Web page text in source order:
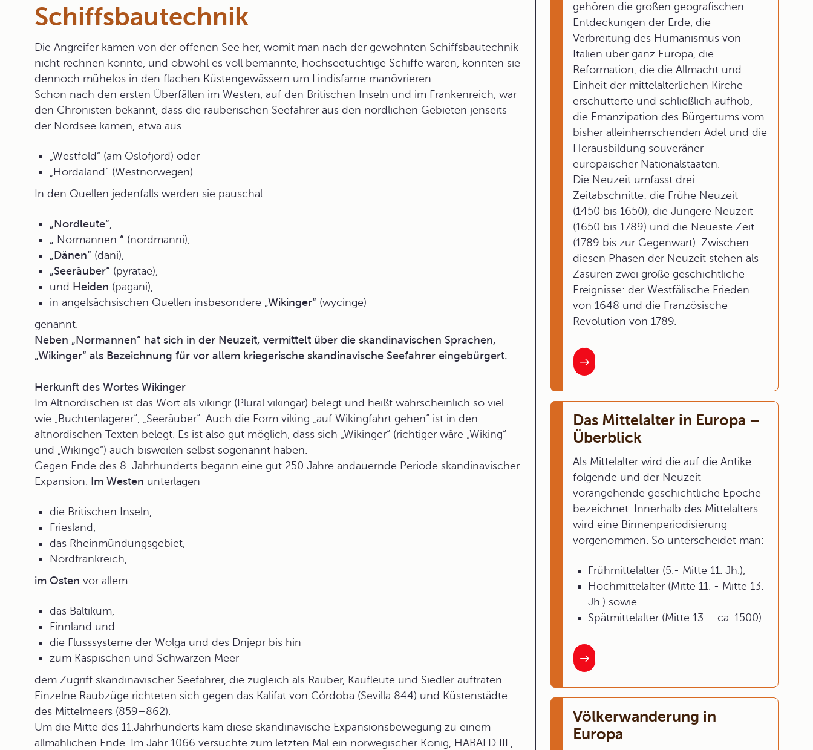
Schiffsbautechnik
Die Angreifer kamen von der offenen See her, womit man nach der gewohnten Schiffsbautechnik
nicht rechnen konnte, und obwohl es voll bemannte, hochseetüchtige Schiffe waren, konnten sie
dennoch mühelos in den flachen Küstengewässern um Lindisfarne manövrieren.
Schon nach den ersten Überfällen im Westen, auf den Britischen Inseln und im Frankenreich, war
den Chronisten bekannt, dass die räuberischen Seefahrer aus den nördlichen Gebieten jenseits
der Nordsee kamen, etwa aus
„Westfold“ (am Oslofjord) oder
„Hordaland“ (Westnorwegen).
In den Quellen jedenfalls werden sie pauschal
„Nordleute“,
„ Normannen “ (nordmanni),
„Dänen“ (dani),
„Seeräuber“ (pyratae),
und Heiden (pagani),
in angelsächsischen Quellen insbesondere „Wikinger“ (wycinge)
genannt.
Neben „Normannen“ hat sich in der Neuzeit, vermittelt über die skandinavischen Sprachen,
„Wikinger“ als Bezeichnung für vor allem kriegerische skandinavische Seefahrer eingebürgert.
Herkunft des Wortes Wikinger
Im Altnordischen ist das Wort als vikingr (Plural vikingar) belegt und heißt wahrscheinlich so viel
wie „Buchtenlagerer“, „Seeräuber“. Auch die Form viking „auf Wikingfahrt gehen“ ist in den
altnordischen Texten belegt. Es ist also gut möglich, dass sich „Wikinger“ (richtiger wäre „Wiking“
und „Wikinge“) auch bisweilen selbst sogenannt haben.
Gegen Ende des 8. Jahrhunderts begann eine gut 250 Jahre andauernde Periode skandinavischer
Expansion. Im Westen unterlagen
die Britischen Inseln,
Friesland,
das Rheinmündungsgebiet,
Nordfrankreich,
im Osten vor allem
das Baltikum,
Finnland und
die Flusssysteme der Wolga und des Dnjepr bis hin
zum Kaspischen und Schwarzen Meer
dem Zugriff skandinavischer Seefahrer, die zugleich als Räuber, Kaufleute und Siedler auftraten.
Einzelne Raubzüge richteten sich gegen das Kalifat von Córdoba (Sevilla 844) und Küstenstädte
des Mittelmeers (859–862).
Um die Mitte des 11.Jahrhunderts kam diese skandinavische Expansionsbewegung zu einem
allmählichen Ende. Im Jahr 1066 versuchte zum letzten Mal ein norwegischer König, HARALD III.,
gehören die großen geografischen
Entdeckungen der Erde, die
Verbreitung des Humanismus von
Italien über ganz Europa, die
Reformation, die die Allmacht und
Einheit der mittelalterlichen Kirche
erschütterte und schließlich aufhob,
die Emanzipation des Bürgertums vom
bisher alleinherrschenden Adel und die
Herausbildung souveräner
europäischer Nationalstaaten.
Die Neuzeit umfasst drei
Zeitabschnitte: die Frühe Neuzeit
(1450 bis 1650), die Jüngere Neuzeit
(1650 bis 1789) und die Neueste Zeit
(1789 bis zur Gegenwart). Zwischen
diesen Phasen der Neuzeit stehen als
Zäsuren zwei große geschichtliche
Ereignisse: der Westfälische Frieden
von 1648 und die Französische
Revolution von 1789.
Das Mittelalter in Europa –
Überblick
Als Mittelalter wird die auf die Antike
folgende und der Neuzeit
vorangehende geschichtliche Epoche
bezeichnet. Innerhalb des Mittelalters
wird eine Binnenperiodisierung
vorgenommen. So unterscheidet man:
Frühmittelalter (5.- Mitte 11. Jh.),
Hochmittelalter (Mitte 11. - Mitte 13.
Jh.) sowie
Spätmittelalter (Mitte 13. - ca. 1500).
Völkerwanderung in
Europa